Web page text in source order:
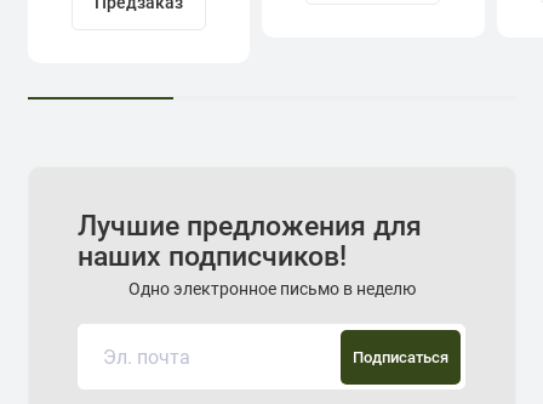
Лучшие предложения для
наших подписчиков!
Одно электронное письмо в неделю
Подписаться